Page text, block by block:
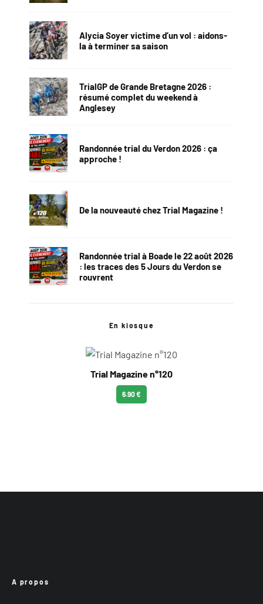
Alycia Soyer victime d’un vol : aidons-
la à terminer sa saison
TrialGP de Grande Bretagne 2026 :
résumé complet du weekend à
Anglesey
Randonnée trial du Verdon 2026 : ça
approche !
De la nouveauté chez Trial Magazine !
Randonnée trial à Boade le 22 août 2026
: les traces des 5 Jours du Verdon se
rouvrent
En kiosque
Trial Magazine n°120
6.90 €
A propos